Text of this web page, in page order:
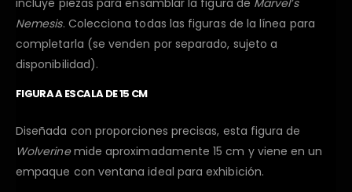
Nemesis. Colecciona todas las figuras de la línea para
completarla (se venden por separado, sujeto a
disponibilidad).
FIGURA A ESCALA DE 15 CM
Diseñada con proporciones precisas, esta figura de
Wolverinemide aproximadamente 15 cm y viene en un
empaque con ventana ideal para exhibición.